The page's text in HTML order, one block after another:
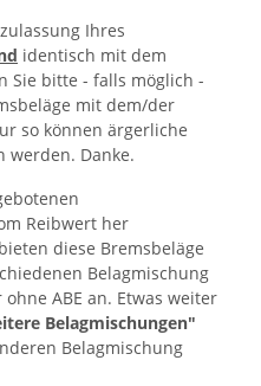
Ihres
identisch mit dem
Sie bitte - falls möglich -
mit dem/der
so können ärgerliche
werden. Danke.
Reibwert her
diese Bremsbeläge
Belagmischung
ABE an. Etwas weiter
Belagmischungen"
Belagmischung